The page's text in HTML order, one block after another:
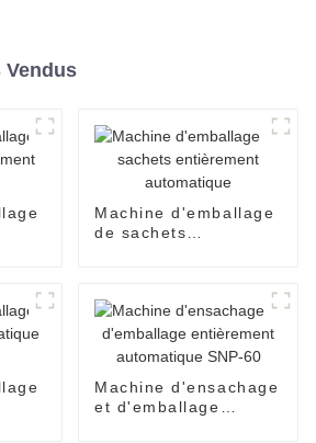
Vendus
Machine d'emballage
de sachets
Machine d'ensachage
et d'emballage